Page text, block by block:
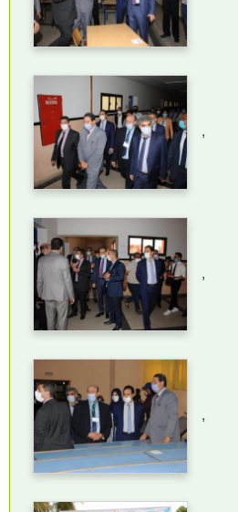
,
,
,